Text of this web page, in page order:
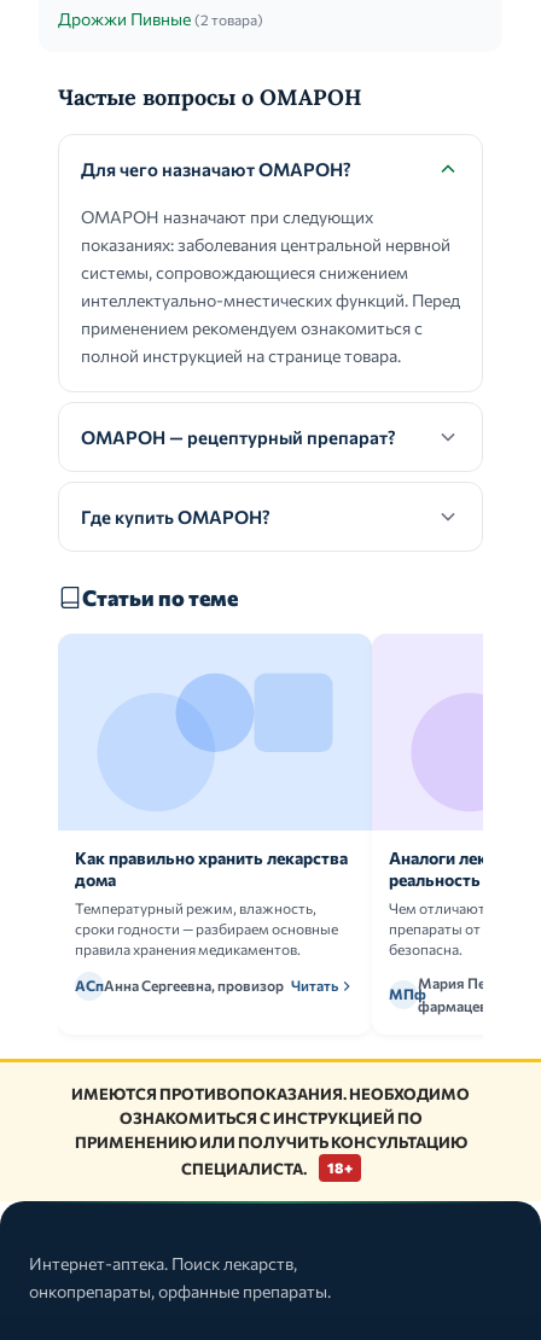
Дрожжи Пивные (2 товара)
Частые вопросы о ОМАРОН
Для чего назначают ОМАРОН?
ОМАРОН назначают при следующих
показаниях: заболевания центральной нервной
системы, сопровождающиеся снижением
интеллектуально-мнестических функций. Перед
применением рекомендуем ознакомиться с
полной инструкцией на странице товара.
ОМАРОН — рецептурный препарат?
Где купить ОМАРОН?
Статьи по теме
Как правильно хранить лекарства
дома
Температурный режим, влажность,
сроки годности — разбираем основные
правила хранения медикаментов.
АСпАнна Сергеевна, провизор Читать
Аналоги
реальность
Чем отличаются
препараты от
безопасна.
МПф
Мария Петрова,
фармацевт
ИМЕЮТСЯ ПРОТИВОПОКАЗАНИЯ. НЕОБХОДИМО
ОЗНАКОМИТЬСЯ С ИНСТРУКЦИЕЙ ПО
ПРИМЕНЕНИЮ ИЛИ ПОЛУЧИТЬ КОНСУЛЬТАЦИЮ
СПЕЦИАЛИСТА.
18+
Интернет-аптека. Поиск лекарств,
онкопрепараты, орфанные препараты.